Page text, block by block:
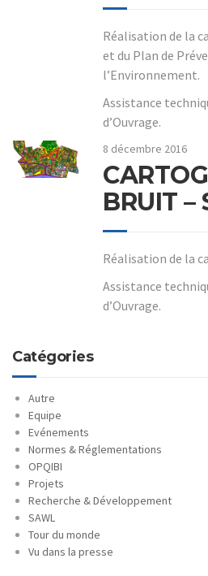
Réalisation de la
et du Plan de
l’Environnement.
Assistance
d’Ouvrage.
8 décembre 2016
BRUIT –
Réalisation de la
Assistance
d’Ouvrage.
Catégories
Autre
Equipe
Evénements
Normes & Réglementations
OPQIBI
Projets
Recherche & Développement
SAWL
Tour du monde
Vu dans la presse